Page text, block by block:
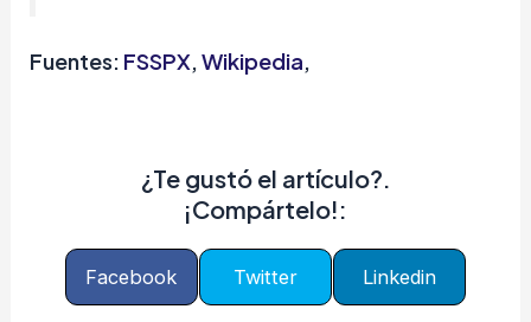
Fuentes: FSSPX,Wikipedia,
¿Te gustó el artículo?.
¡Compártelo!:
Facebook Twitter Linkedin